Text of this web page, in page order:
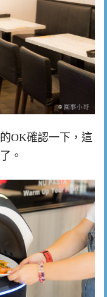
OK確認一下，這
。